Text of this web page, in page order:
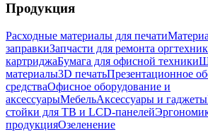
Продукция
Расходные материалы для печати
заправкиЗапчасти для ремонта
картриджаБумага для офисной техники
материалы3D печатьПрезентационное
средстваОфисное оборудование и
аксессуарыМебельАксессуары и гаджеты
стойки для ТВ и LCD-панелей
продукцияОзеленение